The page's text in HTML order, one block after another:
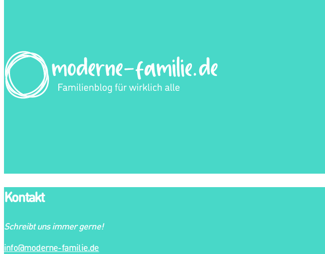
Kontakt
Schreibt uns immer gerne!
info@moderne-familie.de